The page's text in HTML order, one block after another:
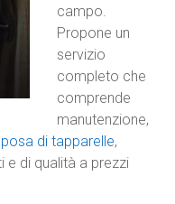
campo.
Propone un
servizio
completo che
comprende
manutenzione,
posa di tapparelle,
e di qualità a prezzi